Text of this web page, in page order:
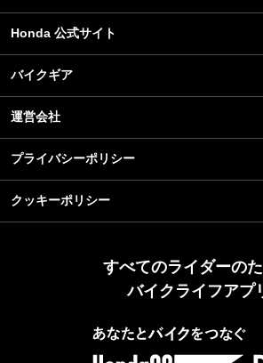
Honda 公式サイト
バイクギア
運営会社
プライバシーポリシー
クッキーポリシー
すべてのライダーの
バイクライフアプ